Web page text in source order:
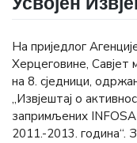
На приједлог
Херцеговине, Савјет
на 8. сједници,
„Извјештај о
запримљених
2011.-2013. година“.